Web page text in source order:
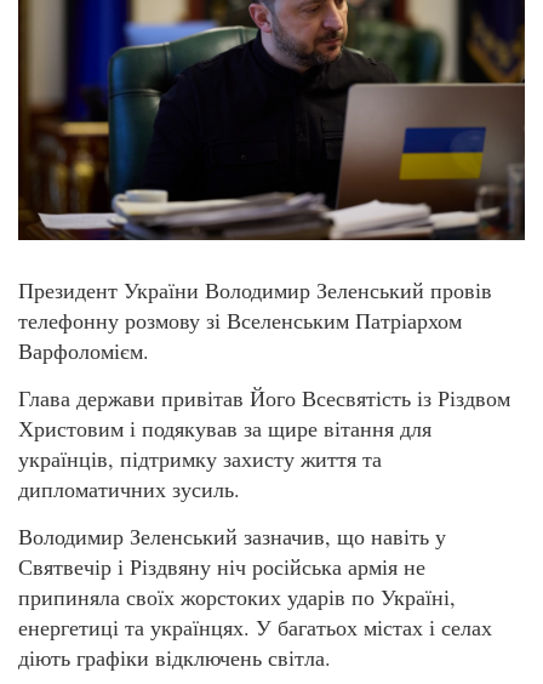
Президент України Володимир Зеленський провів
телефонну розмову зі Вселенським Патріархом
Варфоломієм.
Глава держави привітав Його Всесвятість із Різдвом
Христовим і подякував за щире вітання для
українців, підтримку захисту життя та
дипломатичних зусиль.
Володимир Зеленський зазначив, що навіть у
Святвечір і Різдвяну ніч російська армія не
припиняла своїх жорстоких ударів по Україні,
енергетиці та українцях. У багатьох містах і селах
діють графіки відключень світла.